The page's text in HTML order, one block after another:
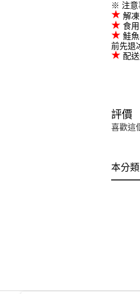
※ 注
★解
★食
★鮭
前先退
★配
評價
喜歡這
本分